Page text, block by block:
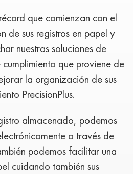
que comienzan con el
de sus registros en papel y
nuestras soluciones de
que proviene de
la organización de sus
PrecisionPlus.
almacenado, podemos
a través de
podemos facilitar una
cuidando también sus